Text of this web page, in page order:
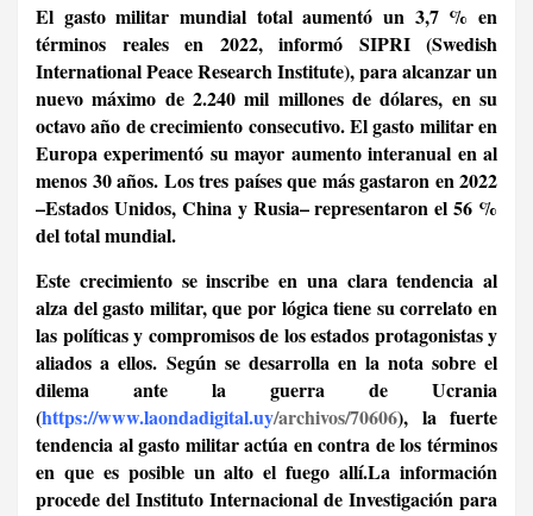
El gasto militar mundial total aumentó un 3,7 % en
términos reales en 2022, informó SIPRI (Swedish
International Peace Research Institute), para alcanzar un
nuevo máximo de 2.240 mil millones de dólares, en su
octavo año de crecimiento consecutivo. El gasto militar en
Europa experimentó su mayor aumento interanual en al
menos 30 años. Los tres países que más gastaron en 2022
–Estados Unidos, China y Rusia– representaron el 56 %
del total mundial.
Este crecimiento se inscribe en una clara tendencia al
alza del gasto militar, que por lógica tiene su correlato en
las políticas y compromisos de los estados protagonistas y
aliados a ellos. Según se desarrolla en la nota sobre el
dilema ante la guerra de Ucrania
(https://www.laondadigital.uy/archivos/70606), la fuerte
tendencia al gasto militar actúa en contra de los términos
en que es posible un alto el fuego allí.La información
procede del Instituto Internacional de Investigación para